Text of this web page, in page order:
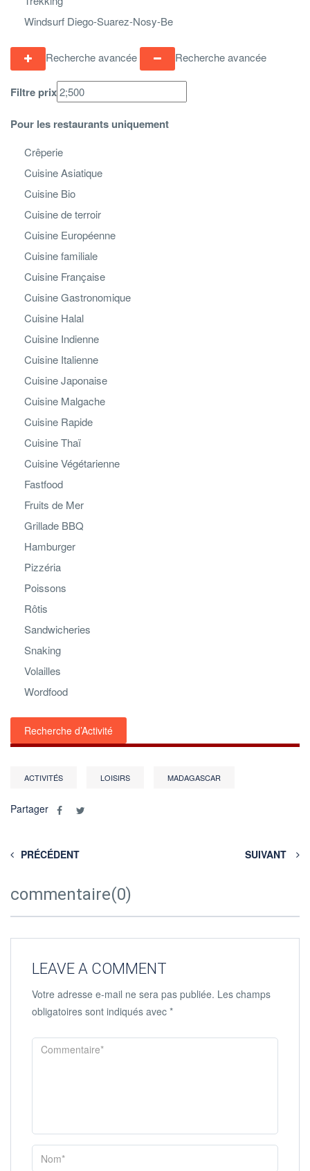
Windsurf Diego-Suarez-Nosy-Be
Recherche avancée Recherche avancée
Filtre prix
Pour les restaurants uniquement
Crêperie
Cuisine Asiatique
Cuisine Bio
Cuisine de terroir
Cuisine Européenne
Cuisine familiale
Cuisine Française
Cuisine Gastronomique
Cuisine Halal
Cuisine Indienne
Cuisine Italienne
Cuisine Japonaise
Cuisine Malgache
Cuisine Rapide
Cuisine Thaï
Cuisine Végétarienne
Fastfood
Fruits de Mer
Grillade BBQ
Hamburger
Pizzéria
Poissons
Rôtis
Sandwicheries
Snaking
Volailles
Wordfood
Recherche d’Activité
ACTIVITÉS LOISIRS MADAGASCAR
Partager
PRÉCÉDENT SUIVANT
commentaire(0)
LEAVE A COMMENT
Votre adresse e-mail ne sera pas publiée. Les champs
obligatoires sont indiqués avec *